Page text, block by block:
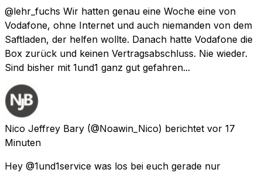
@lehr_fuchs Wir hatten genau eine Woche eine von
Vodafone, ohne Internet und auch niemanden von dem
Saftladen, der helfen wollte. Danach hatte Vodafone die
Box zurück und keinen Vertragsabschluss. Nie wieder.
Sind bisher mit 1und1 ganz gut gefahren...
Nico Jeffrey Bary (@Noawin_Nico) berichtet vor 17
Minuten
Hey @1und1service was los bei euch gerade nur